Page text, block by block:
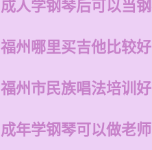
成人学钢琴后可以当
福州哪里买吉他比较
福州市民族唱法培训
成年学钢琴可以做老